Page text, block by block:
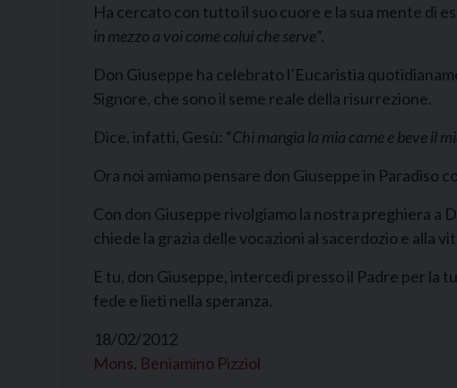
Ha cercato con tutto il suo cuore e la sua mente di
in mezzo a voi come colui che serve”.
Don Giuseppe ha celebrato l’Eucaristia
Signore, che sono il seme reale della risurrezione.
Dice, infatti, Gesù: “Chi mangia la mia carne e beve il
Ora noi amiamo pensare don Giuseppe in Paradiso
Con don Giuseppe rivolgiamo la nostra preghiera a
chiede la grazia delle vocazioni al sacerdozio e alla
E tu, don Giuseppe, intercedi presso il Padre per la
fede e lieti nella speranza.
18/02/2012
Mons. Beniamino Pizziol